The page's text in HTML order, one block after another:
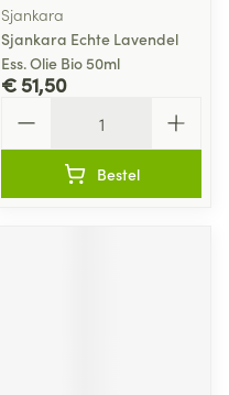
Sjankara
Sjankara Echte Lavendel
Ess. Olie Bio 50ml
€ 51,50
Bestel